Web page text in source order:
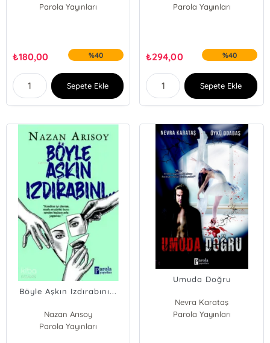
Parola Yayınları
₺180,00 %40
Sepete Ekle
Parola Yayınları
₺294,00 %40
Sepete Ekle
Böyle Aşkın Izdırabını...
Nazan Arısoy
Parola Yayınları
Umuda Doğru
Nevra Karataş
Öykü Odabaş
Parola Yayınları